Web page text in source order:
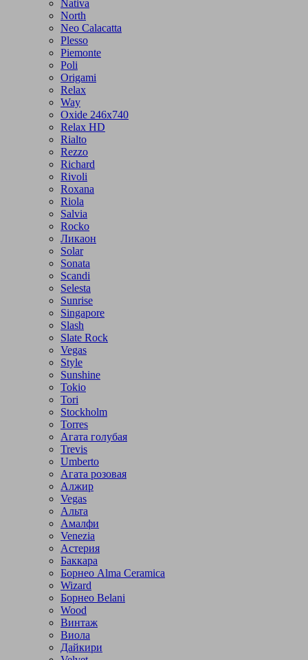
Nativa
North
Neo Calacatta
Plesso
Piemonte
Poli
Origami
Relax
Way
Oxide 246x740
Relax HD
Rialto
Rezzo
Richard
Rivoli
Roxana
Riola
Salvia
Rocko
Ликаон
Solar
Sonata
Scandi
Selesta
Sunrise
Singapore
Slash
Slate Rock
Vegas
Style
Sunshine
Tokio
Tori
Stockholm
Torres
Агата голубая
Trevis
Umberto
Агата розовая
Алжир
Vegas
Альта
Амалфи
Venezia
Астерия
Баккара
Борнео Alma Ceramica
Wizard
Борнео Belani
Wood
Винтаж
Виола
Дайкири